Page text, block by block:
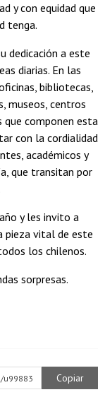
y con equidad que
tenga.
dedicación a este
diarias. En las
bibliotecas,
museos, centros
que componen esta
con la cordialidad
académicos y
que transitan por
y les invito a
pieza vital de este
los chilenos.
sorpresas.
u99883 Copiar